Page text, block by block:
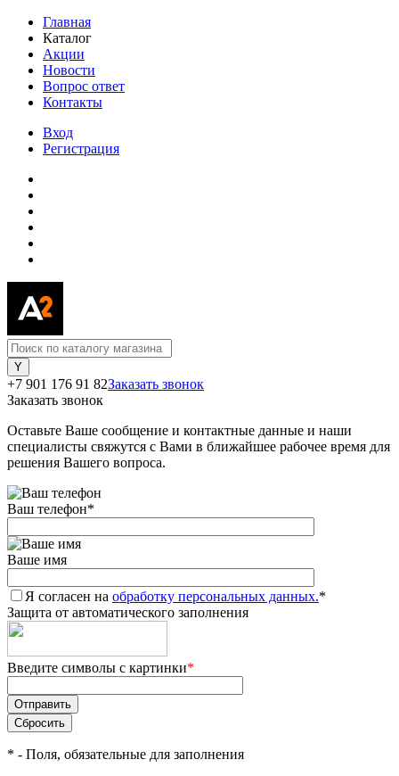
Главная
Каталог
Акции
Новости
Вопрос ответ
Контакты
Вход
Регистрация
+7 901 176 91 82Заказать звонок
Заказать звонок
Оставьте Ваше сообщение и контактные данные и наши
специалисты свяжутся с Вами в ближайшее рабочее время для
решения Вашего вопроса.
Ваш телефон*
Ваше имя
Я согласен на обработку персональных данных.*
Защита от автоматического заполнения
Введите символы с картинки*
* - Поля, обязательные для заполнения